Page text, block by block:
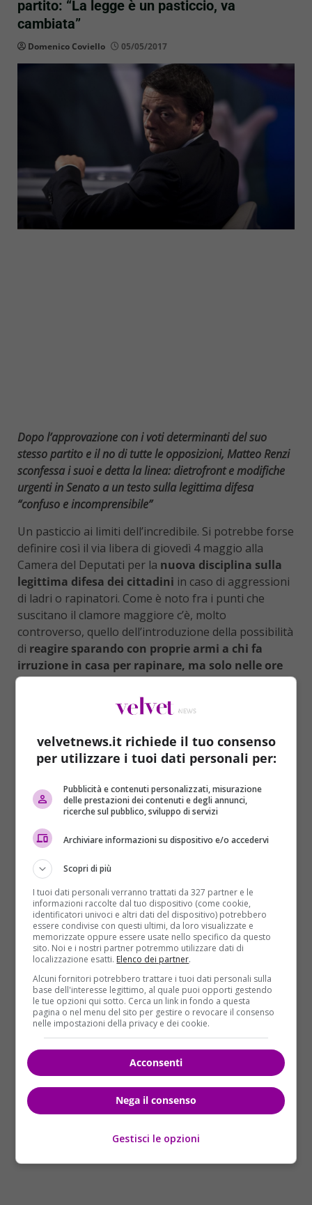
partito: “La legge è un pasticcio, va
cambiata”
Domenico Coviello 05/05/2017
Dopo l’approvazione con i voti determinanti del suo
stesso partito e il no di tutte le opposizioni, Matteo Renzi
sconfessa i suoi e detta la linea: dietrofront e modifiche
urgenti in Senato a un testo sulla legittima difesa
“confuso e incomprensibile”
Un pasticcio ai limiti dell’incredibile. Si potrebbe forse
definire così il via libera di giovedì 4 maggio alla
Camera del Deputati per la nuova disciplina sulla
legittima difesa dei cittadini in caso di aggressioni
di ladri o rapinatori. Come è noto fra i punti che
suscitano il clamore maggiore c’è, molto
controverso, quello dell’introduzione della possibilità
di reagire sparando con proprie armi a chi fa
irruzione in casa per rapinare, ma solo nelle ore
notturne.
Varata con i voti del Pd e degli alfaniani, adesso la
rieletto del Partito democratico,Matteo Renzi(che
non è parlamentare) a chiedere che si mezza una
dal testo confuso e compromissorio della nuova
normativa, secondo quanto riportaRepubblica
avrebbe travolto letteralmente, ieri 4 maggio, il
segretario. Portandolo a dichiarare che “va bene una
nuova legge sulla legittima difesa, va benissimo il
principio che la ispira. Però scritta così questa norma
è un pasticcio. Vista da fuori è incomprensibile”. A
tarda sera, infatti,Renzi ha mandato a gambe
all’aria l’accordo di maggioranzasu un testo che
aveva segnato il compromesso tra Pd e Ncd. E così, a
poche ore dal primo via libera di Montecitorio, il
leader cambia rotta e ufficializza la novità.
“Diciamomeno male che c’è il Senato– è la replica
indiretta della seconda carica dello Stato,
Grasso– se dobbiamo intervenire su questo tema.
Staremo a vedere le proposte di ulteriori modifiche”.
La dichiarazione del presidente di Palazzo Madama è
arrivata oggi 5 maggio dal Teatro Palestra di Serra
San Quirico (Ancona), a margine di un incontro con
dall’estero in occasione della 35ª Rassegna nazionale
velvetnews.it richiede il tuo consenso
per utilizzare i tuoi dati personali per:
Pubblicità e contenuti personalizzati, misurazione
delle prestazioni dei contenuti e degli annunci,
ricerche sul pubblico, sviluppo di servizi
Archiviare informazioni su dispositivo e/o accedervi
Scopri di più
I tuoi dati personali verranno trattati da 327 partner e le
informazioni raccolte dal tuo dispositivo (come cookie,
identificatori univoci e altri dati del dispositivo) potrebbero
essere condivise con questi ultimi, da loro visualizzate e
memorizzate oppure essere usate nello specifico da questo
sito. Noi e i nostri partner potremmo utilizzare dati di
localizzazione esatti. Elenco dei partner.
Alcuni fornitori potrebbero trattare i tuoi dati personali sulla
base dell'interesse legittimo, al quale puoi opporti gestendo
le tue opzioni qui sotto. Cerca un link in fondo a questa
pagina o nel menu del sito per gestire o revocare il consenso
nelle impostazioni della privacy e dei cookie.
Acconsenti
Nega il consenso
Gestisci le opzioni